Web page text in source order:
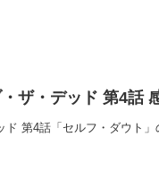
ザ・デッド 第4話
第4話「セルフ・ダウト」